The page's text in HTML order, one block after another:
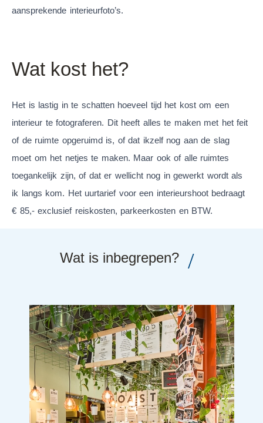
aansprekende interieurfoto’s.
Wat kost het?
Het is lastig in te schatten hoeveel tijd het kost om een
interieur te fotograferen. Dit heeft alles te maken met het feit
of de ruimte opgeruimd is, of dat ikzelf nog aan de slag
moet om het netjes te maken. Maar ook of alle ruimtes
toegankelijk zijn, of dat er wellicht nog in gewerkt wordt als
ik langs kom. Het uurtarief voor een interieurshoot bedraagt
€ 85,- exclusief reiskosten, parkeerkosten en BTW.
Wat is inbegrepen? /